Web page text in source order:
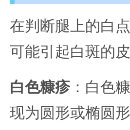
在判断腿上的白
可能引起白斑的
白色糠疹：白色
现为圆形或椭圆